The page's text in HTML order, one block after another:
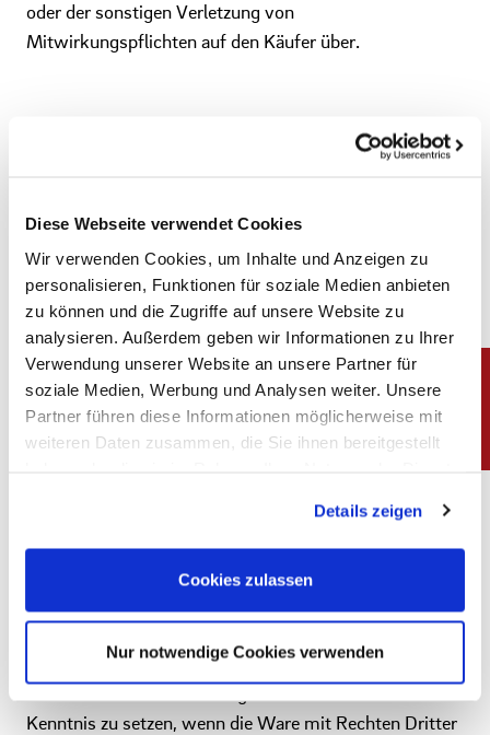
Diese Webseite verwendet Cookies
Wir verwenden Cookies, um Inhalte und Anzeigen zu
personalisieren, Funktionen für soziale Medien anbieten
zu können und die Zugriffe auf unsere Website zu
analysieren. Außerdem geben wir Informationen zu Ihrer
Verwendung unserer Website an unsere Partner für
soziale Medien, Werbung und Analysen weiter. Unsere
Partner führen diese Informationen möglicherweise mit
weiteren Daten zusammen, die Sie ihnen bereitgestellt
Cookies, wenn Sie unsere Webseite weiterhin nutzen.
Impressum
|Datenschutz
Details zeigen
Cookies zulassen
Nur notwendige Cookies verwenden
oder der sonstigen Verletzung von
Mitwirkungspflichten auf den Käufer über.
Verschlechterung der Ware im Zeitpunkt der
Absendung auf den Käufer über.
§ 7 Eigentumsvorbehalt
(1) Bis zum vollständigen Eingang aller Zahlungen
verbleibt die Ware in unserem Eigentum. Bei
Vertragsverletzungen des Käufers, einschließlich
(2) Der Käufer hat die Ware pfleglich zu behandeln,
angemessen zu versichern und, soweit erforderlich, zu
warten.
(3) Soweit der Kaufpreis nicht vollständig bezahlt ist,
Kenntnis zu setzen, wenn die Ware mit Rechten Dritter